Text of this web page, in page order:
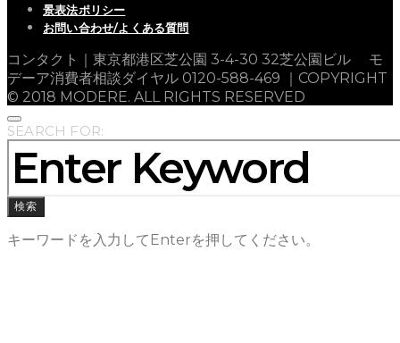
景表法ポリシー
お問い合わせ/よくある質問
コンタクト｜東京都港区芝公園 3-4-30 32芝公園ビル モ
デーア消費者相談ダイヤル 0120-588-469 ｜COPYRIGHT
© 2018 MODERE. ALL RIGHTS RESERVED
SEARCH FOR:
検索
キーワードを入力してEnterを押してください。